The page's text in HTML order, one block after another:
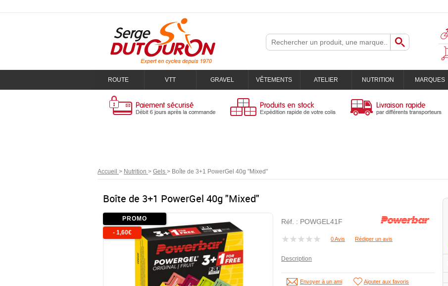
ROUTE VTT GRAVEL VÊTEMENTS ATELIER NUTRITION MARQUES
Accueil > Nutrition > Gels > Boîte de 3+1 PowerGel 40g "Mixed"
Boîte de 3+1 PowerGel 40g "Mixed"
PROMO
- 1,60€
Réf. : POWGEL41F
0 Avis Rédiger un avis
Description
Envoyer à un ami Ajouter aux favoris